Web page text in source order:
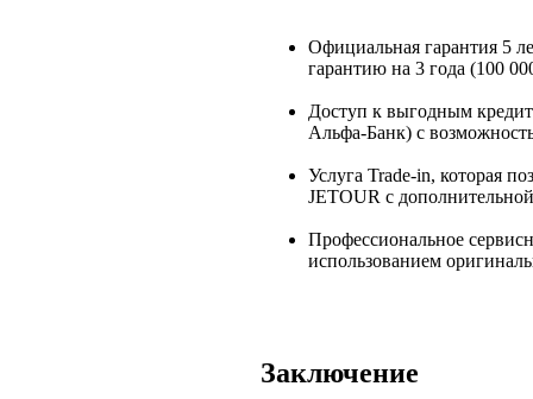
Официальная гарантия 5
гарантию на 3 года (100
Доступ к выгодным
Альфа-Банк) с
Услуга Trade-in, которая
JETOUR с
Профессиональное
использованием
Заключение